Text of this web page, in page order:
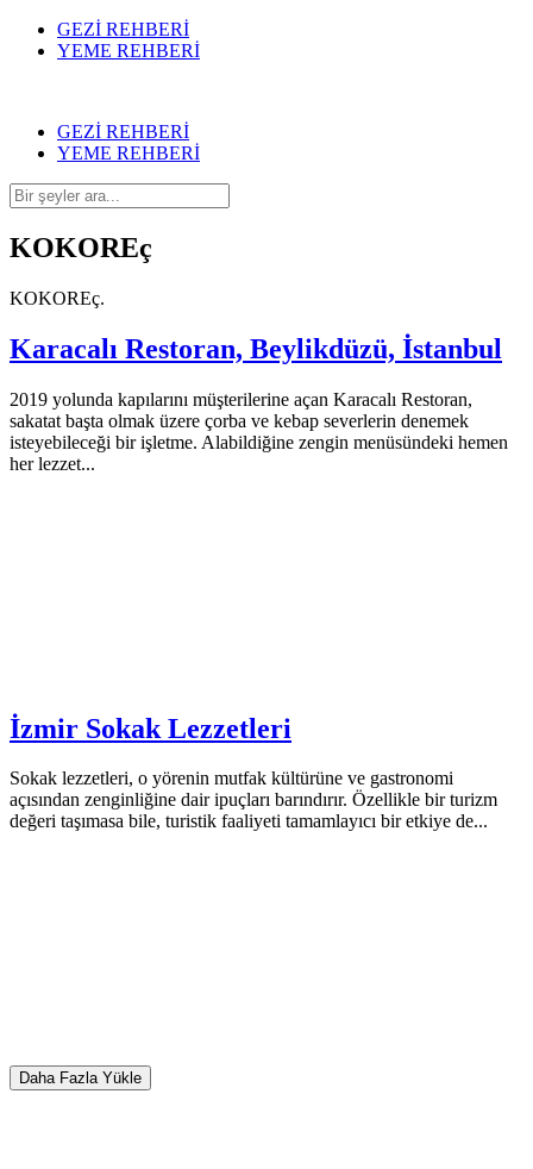
GEZİ REHBERİ
YEME REHBERİ
GEZİ REHBERİ
YEME REHBERİ
KOKOREç
KOKOREç.
Karacalı Restoran, Beylikdüzü, İstanbul
2019 yolunda kapılarını müşterilerine açan Karacalı Restoran,
sakatat başta olmak üzere çorba ve kebap severlerin denemek
isteyebileceği bir işletme. Alabildiğine zengin menüsündeki hemen
her lezzet...
İzmir Sokak Lezzetleri
Sokak lezzetleri, o yörenin mutfak kültürüne ve gastronomi
açısından zenginliğine dair ipuçları barındırır. Özellikle bir turizm
değeri taşımasa bile, turistik faaliyeti tamamlayıcı bir etkiye de...
Daha Fazla Yükle